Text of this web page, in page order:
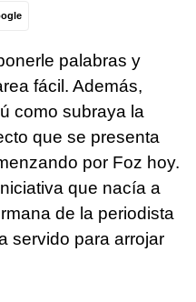
palabras y
fácil. Además,
como subraya la
que se presenta
por Foz hoy.
que nacía a
de la periodista
servido para arrojar